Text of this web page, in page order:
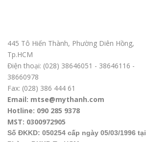
445 Tô Hiến Thành, Phường Diên Hồng,
Tp.HCM
Điện thoại: (028) 38646051 - 38646116 -
38660978
Fax: (028) 386 444 61
Email: mtse@mythanh.com
Hotline: 090 285 9378
MST: 0300972905
Số ĐKKD: 050254 cấp ngày 05/03/1996 tại